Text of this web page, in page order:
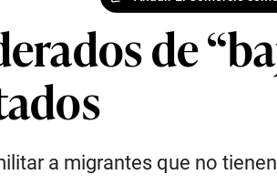
de
a migrantes que no